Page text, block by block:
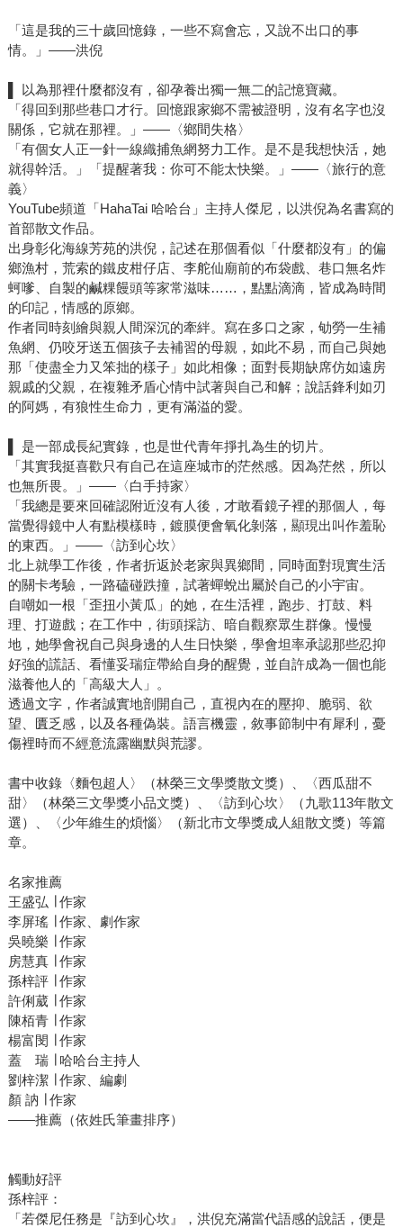
「這是我的三十歲回憶錄，一些不寫會忘，又說不出口的事
情。」——洪倪
▌ 以為那裡什麼都沒有，卻孕養出獨一無二的記憶寶藏。
「得回到那些巷口才行。回憶跟家鄉不需被證明，沒有名字也沒
關係，它就在那裡。」——〈鄉間失格〉
「有個女人正一針一線織捕魚網努力工作。是不是我想快活，她
就得幹活。」「提醒著我：你可不能太快樂。」——〈旅行的意
義〉
YouTube頻道「HahaTai 哈哈台」主持人傑尼，以洪倪為名書寫的
首部散文作品。
出身彰化海線芳苑的洪倪，記述在那個看似「什麼都沒有」的偏
鄉漁村，荒索的鐵皮柑仔店、李舵仙廟前的布袋戲、巷口無名炸
蚵嗲、自製的鹹粿饅頭等家常滋味……，點點滴滴，皆成為時間
的印記，情感的原鄉。
作者同時刻繪與親人間深沉的牽絆。寫在多口之家，劬勞一生補
魚網、仍咬牙送五個孩子去補習的母親，如此不易，而自己與她
那「使盡全力又笨拙的樣子」如此相像；面對長期缺席仿如遠房
親戚的父親，在複雜矛盾心情中試著與自己和解；說話鋒利如刃
的阿媽，有狼性生命力，更有滿溢的愛。
▌ 是一部成長紀實錄，也是世代青年掙扎為生的切片。
「其實我挺喜歡只有自己在這座城市的茫然感。因為茫然，所以
也無所畏。」——〈白手持家〉
「我總是要來回確認附近沒有人後，才敢看鏡子裡的那個人，每
當覺得鏡中人有點模樣時，鍍膜便會氧化剝落，顯現出叫作羞恥
的東西。」——〈訪到心坎〉
北上就學工作後，作者折返於老家與異鄉間，同時面對現實生活
的關卡考驗，一路磕碰跌撞，試著蟬蛻出屬於自己的小宇宙。
自嘲如一根「歪扭小黃瓜」的她，在生活裡，跑步、打鼓、料
理、打遊戲；在工作中，街頭採訪、暗自觀察眾生群像。慢慢
地，她學會祝自己與身邊的人生日快樂，學會坦率承認那些忍抑
好強的謊話、看懂妥瑞症帶給自身的醒覺，並自許成為一個也能
滋養他人的「高級大人」。
透過文字，作者誠實地剖開自己，直視內在的壓抑、脆弱、欲
望、匱乏感，以及各種偽裝。語言機靈，敘事節制中有犀利，憂
傷裡時而不經意流露幽默與荒謬。
書中收錄〈麵包超人〉（林榮三文學獎散文獎）、〈西瓜甜不
甜〉（林榮三文學獎小品文獎）、〈訪到心坎〉（九歌113年散文
選）、〈少年維生的煩惱〉（新北市文學獎成人組散文獎）等篇
章。
名家推薦
王盛弘 ∣ 作家
李屏瑤 ∣ 作家、劇作家
吳曉樂 ∣ 作家
房慧真 ∣ 作家
孫梓評 ∣ 作家
許俐葳 ∣ 作家
陳栢青 ∣ 作家
楊富閔 ∣ 作家
蓋 瑞 ∣ 哈哈台主持人
劉梓潔 ∣ 作家、編劇
顏 訥 ∣ 作家
——推薦（依姓氏筆畫排序）
觸動好評
孫梓評：
「若傑尼任務是『訪到心坎』，洪倪充滿當代語感的說話，便是